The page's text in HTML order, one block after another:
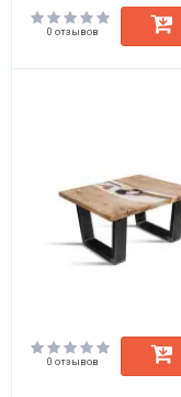
0 отзывов
0 отзывов